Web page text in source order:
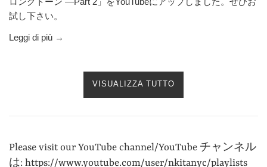
試し下さい。
Leggi di più →
VISUALIZZA TUTTO
Please visit our YouTube channel/YouTube チャンネル
は: https://www.youtube.com/user/nkitanyc/playlists